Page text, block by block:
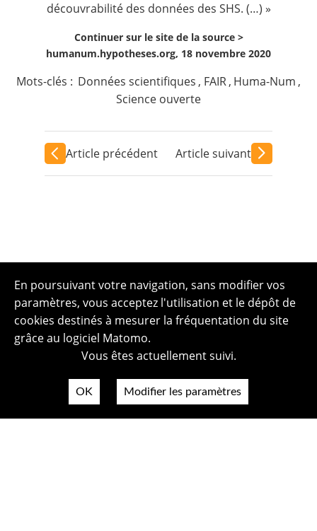
découvrabilité des données des SHS. (…) »
Continuer sur le site de la source >
humanum.hypotheses.org, 18 novembre 2020
Mots-clés : Données scientifiques , FAIR , Huma-Num ,
Science ouverte
Article précédent Article suivant
En poursuivant votre navigation, sans modifier vos
paramètres, vous acceptez l'utilisation et le dépôt de
cookies destinés à mesurer la fréquentation du site
grâce au logiciel Matomo.
Vous êtes actuellement suivi.
OK Modifier les paramètres